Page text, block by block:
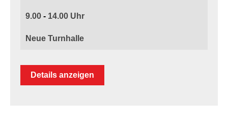
9.00 - 14.00
Neue Turnhalle
Details anzeigen